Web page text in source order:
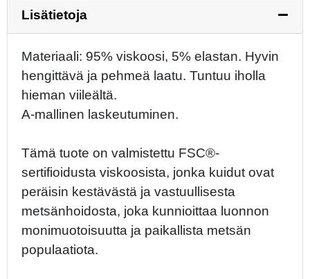
Lisätietoja
Materiaali: 95% viskoosi, 5% elastan. Hyvin
hengittävä ja pehmeä laatu. Tuntuu iholla
hieman viileältä.
A-mallinen laskeutuminen.
Tämä tuote on valmistettu FSC®-
sertifioidusta viskoosista, jonka kuidut ovat
peräisin kestävästä ja vastuullisesta
metsänhoidosta, joka kunnioittaa luonnon
monimuotoisuutta ja paikallista metsän
populaatiota.